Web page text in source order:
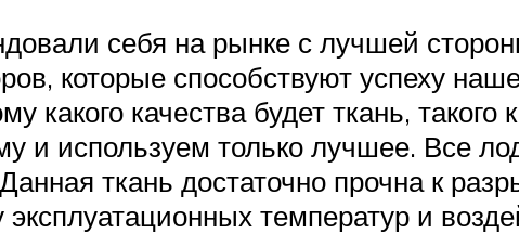
себя на рынке с лучшей
которые способствуют успеху
какого качества будет ткань,
и используем только лучшее. Все
ткань достаточно прочна к
эксплуатационных температур и